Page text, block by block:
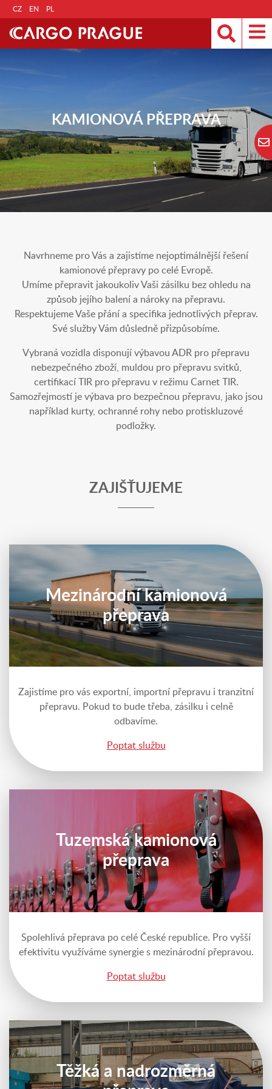
CZ EN PL
KAMIONOVÁ PŘEPRAVA
Navrhneme pro Vás a zajistíme nejoptimálnější řešení
kamionové přepravy po celé Evropě.
Umíme přepravit jakoukoliv Vaši zásilku bez ohledu na
způsob jejího balení a nároky na přepravu.
Respektujeme Vaše přání a specifika jednotlivých přeprav.
Své služby Vám důsledně přizpůsobíme.
Vybraná vozidla disponují výbavou ADR pro přepravu
nebezpečného zboží, muldou pro přepravu svitků,
certifikací TIR pro přepravu v režimu Carnet TIR.
Samozřejmostí je výbava pro bezpečnou přepravu, jako jsou
například kurty, ochranné rohy nebo protiskluzové
podložky.
ZAJIŠŤUJEME
Mezinárodní kamionová
přeprava
Zajistíme pro vás exportní, importní přepravu i tranzitní
přepravu. Pokud to bude třeba, zásilku i celně
odbavíme.
Poptat službu
Tuzemská kamionová
přeprava
Spolehlivá přeprava po celé České republice. Pro vyšší
efektivitu využíváme synergie s mezinárodní přepravou.
Poptat službu
Těžká a nadrozměrná